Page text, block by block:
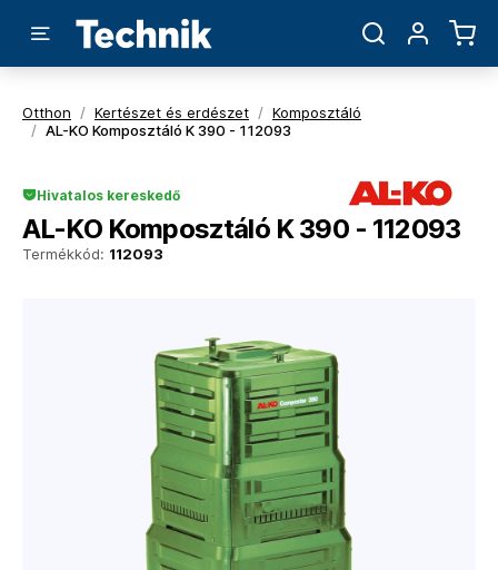
Otthon / Kertészet és erdészet / Komposztáló
/ AL-KO Komposztáló K 390 - 112093
Termékkód: 112093
Hivatalos kereskedő
AL-KO Komposztáló K 390 - 112093